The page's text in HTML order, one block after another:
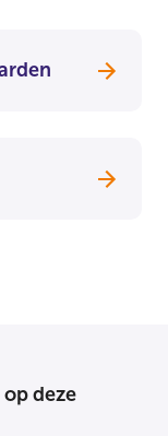
deze